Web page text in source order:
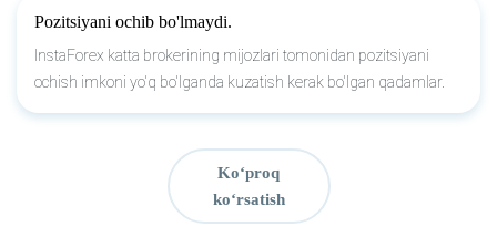
Pozitsiyani ochib bo'lmaydi.
InstaForex katta brokerining mijozlari tomonidan pozitsiyani
ochish imkoni yo'q bo'lganda kuzatish kerak bo'lgan qadamlar.
Ko‘proq
ko‘rsatish